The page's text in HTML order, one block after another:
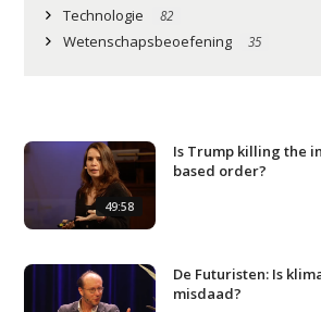
Technologie 82
Wetenschapsbeoefening 35
49:58
Is Trump killing the
based order?
De Futuristen: Is
misdaad?